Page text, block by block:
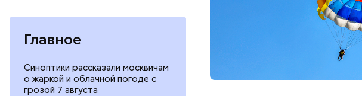
Главное
Синоптики рассказали москвичам
о жаркой и облачной погоде с
грозой 7 августа